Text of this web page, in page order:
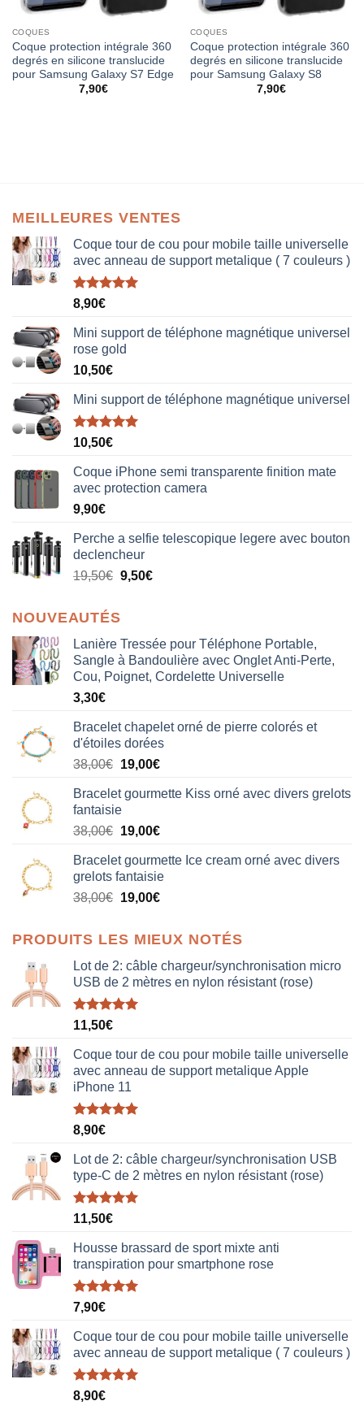
COQUES
Coque protection intégrale 360
degrés en silicone translucide
pour Samsung Galaxy S7 Edge
7,90€
COQUES
Coque protection intégrale 360
degrés en silicone translucide
pour Samsung Galaxy S8
7,90€
MEILLEURES VENTES
Coque tour de cou pour mobile taille universelle
avec anneau de support metalique ( 7 couleurs )
Note5.00
sur 5
8,90€
Mini support de téléphone magnétique universel
rose gold
10,50€
Mini support de téléphone magnétique universel
Note5.00
sur 5
10,50€
Coque iPhone semi transparente finition mate
avec protection camera
9,90€
Perche a selfie telescopique legere avec bouton
declencheur
19,50€ 9,50€
NOUVEAUTÉS
Lanière Tressée pour Téléphone Portable,
Sangle à Bandoulière avec Onglet Anti-Perte,
Cou, Poignet, Cordelette Universelle
3,30€
Bracelet chapelet orné de pierre colorés et
d'étoiles dorées
38,00€ Le
initial
était :
38,00€.
19,00€Le
actuel
19,00€.
Bracelet gourmette Kiss orné avec divers grelots
fantaisie
38,00€ Le
initial
était :
38,00€.
19,00€Le
actuel
est :
19,00€.
Bracelet gourmette Ice cream orné avec divers
grelots fantaisie
38,00€ Le
était :
38,00€.
19,00€Le
est :
19,00€.
PRODUITS LES MIEUX NOTÉS
Lot de 2: câble chargeur/synchronisation micro
USB de 2 mètres en nylon résistant (rose)
Note5.00
sur 5
11,50€
Coque tour de cou pour mobile taille universelle
avec anneau de support metalique Apple
iPhone 11
Note5.00
sur 5
8,90€
Lot de 2: câble chargeur/synchronisation USB
type-C de 2 mètres en nylon résistant (rose)
Note5.00
sur 5
11,50€
Housse brassard de sport mixte anti
transpiration pour smartphone rose
Note5.00
sur 5
7,90€
Coque tour de cou pour mobile taille universelle
avec anneau de support metalique ( 7 couleurs )
Note5.00
sur 5
8,90€